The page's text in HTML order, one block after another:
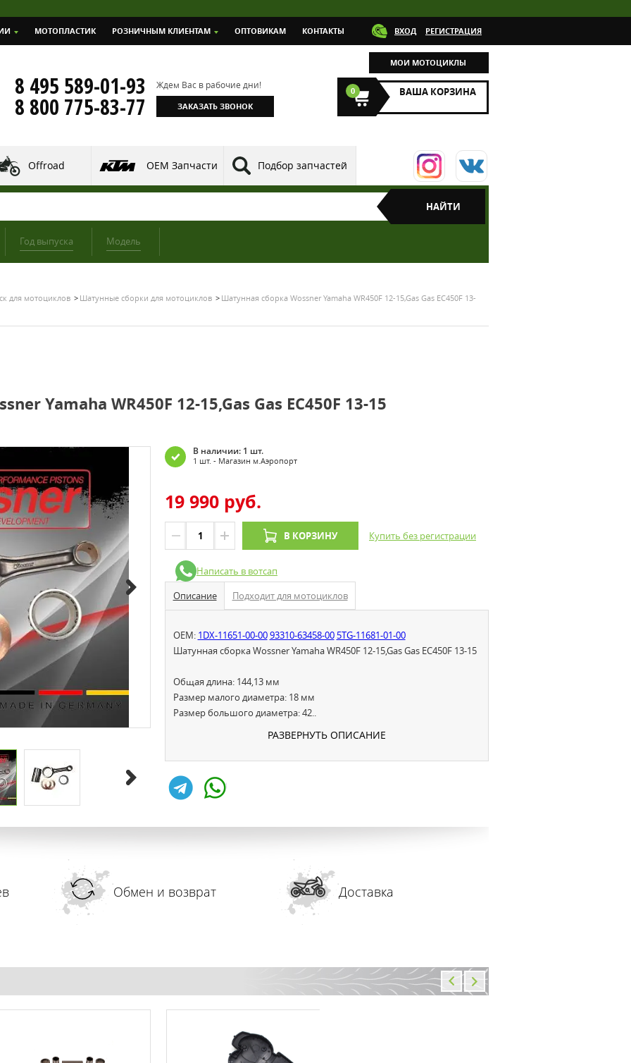
МОТОПЛАСТИК РОЗНИЧНЫМ КЛИЕНТАМ ОПТОВИКАМ КОНТАКТЫ ВХОД РЕГИСТРАЦИЯ
МОИ МОТОЦИКЛЫ
8 495 589-01-93
8 800 775-83-77
Ждем Вас в рабочие дни!
ЗАКАЗАТЬ ЗВОНОК
0 ВАША КОРЗИНА
Offroad OEM Запчасти Подбор запчастей
Год выпуска Модель
для мотоциклов Шатунные сборки для мотоциклов
Шатунная сборка Wossner Yamaha WR450F 12-15,Gas Gas EC450F 13-
Yamaha WR450F 12-15,Gas Gas EC450F 13-15
В наличии: 1 шт.
1 шт. - Магазин м.Аэропорт
19 990 руб.
В КОРЗИНУ Купить без регистрации
Написать в вотсап
Описание
OEM: 1DX-11651-00-0093310-63458-00 5TG-11681-01-00
Шатунная сборка Wossner Yamaha WR450F 12-15,Gas Gas EC450F 13-15
Общая длина: 144,13 мм
Размер малого диаметра: 18 мм
Размер большого диаметра: 42..
РАЗВЕРНУТЬ ОПИСАНИЕ
Подходит для мотоциклов
Обмен и возврат Доставка